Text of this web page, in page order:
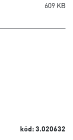
609 KB
kód: 3.020632